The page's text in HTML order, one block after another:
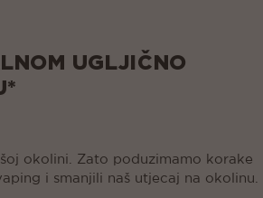
UGLJIČNO
okolini. Zato poduzimamo korake
i smanjili naš utjecaj na okolinu.